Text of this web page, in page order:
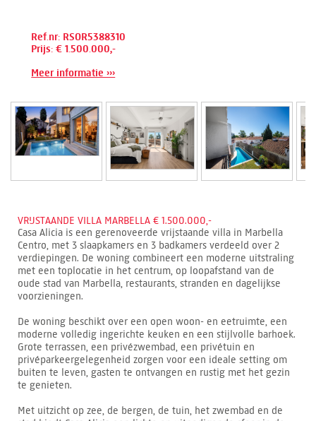
Ref.nr: RSOR5388310
Prijs: € 1.500.000,-
Meer informatie ›››
VRIJSTAANDE VILLA MARBELLA € 1.500.000,-
Casa Alicia is een gerenoveerde vrijstaande villa in Marbella
Centro, met 3 slaapkamers en 3 badkamers verdeeld over 2
verdiepingen. De woning combineert een moderne uitstraling
met een toplocatie in het centrum, op loopafstand van de
oude stad van Marbella, restaurants, stranden en dagelijkse
voorzieningen.
De woning beschikt over een open woon- en eetruimte, een
moderne volledig ingerichte keuken en een stijlvolle barhoek.
Grote terrassen, een privézwembad, een privétuin en
privéparkeergelegenheid zorgen voor een ideale setting om
buiten te leven, gasten te ontvangen en rustig met het gezin
te genieten.
Met uitzicht op zee, de bergen, de tuin, het zwembad en de